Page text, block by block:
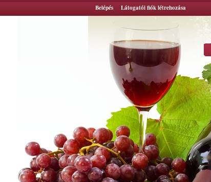
Belépés Látogatói fiók létrehozása